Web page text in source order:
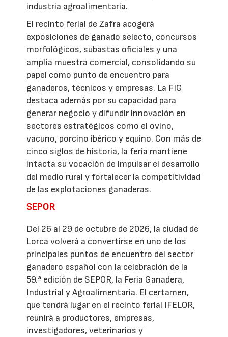
industria agroalimentaria.
El recinto ferial de Zafra acogerá
exposiciones de ganado selecto, concursos
morfológicos, subastas oficiales y una
amplia muestra comercial, consolidando su
papel como punto de encuentro para
ganaderos, técnicos y empresas. La FIG
destaca además por su capacidad para
generar negocio y difundir innovación en
sectores estratégicos como el ovino,
vacuno, porcino ibérico y equino. Con más de
cinco siglos de historia, la feria mantiene
intacta su vocación de impulsar el desarrollo
del medio rural y fortalecer la competitividad
de las explotaciones ganaderas.
SEPOR
Del 26 al 29 de octubre de 2026, la ciudad de
Lorca volverá a convertirse en uno de los
principales puntos de encuentro del sector
ganadero español con la celebración de la
59.ª edición de SEPOR, la Feria Ganadera,
Industrial y Agroalimentaria. El certamen,
que tendrá lugar en el recinto ferial IFELOR,
reunirá a productores, empresas,
investigadores, veterinarios y